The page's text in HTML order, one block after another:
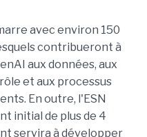
avec environ 150
contribueront à
aux données, aux
et aux processus
En outre, l'ESN
initial de plus de 4
servira à développer